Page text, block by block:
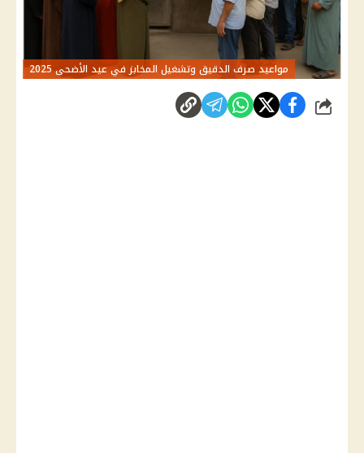
مواعيد صرف الدقيق وتشغيل المخابز في عيد الأضحى 2025
شارك